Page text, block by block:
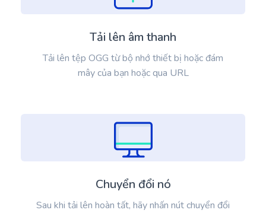
Tải lên âm thanh
Tải lên tệp OGG từ bộ nhớ thiết bị hoặc đám
mây của bạn hoặc qua URL
Chuyển đổi nó
Sau khi tải lên hoàn tất, hãy nhấn nút chuyển đổi